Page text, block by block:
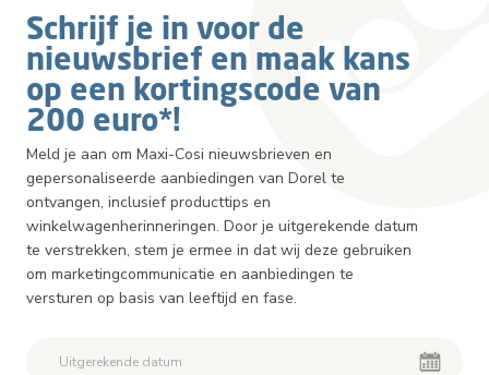
Schrijf je in voor de
nieuwsbrief en maak kans
op een kortingscode van
200 euro*!
Meld je aan om Maxi-Cosi nieuwsbrieven en
gepersonaliseerde aanbiedingen van Dorel te
ontvangen, inclusief producttips en
winkelwagenherinneringen. Door je uitgerekende datum
te verstrekken, stem je ermee in dat wij deze gebruiken
om marketingcommunicatie en aanbiedingen te
versturen op basis van leeftijd en fase.